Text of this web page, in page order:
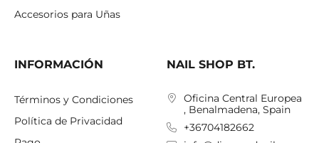
Accesorios para Uñas
INFORMACIÓN
Términos y Condiciones
Política de Privacidad
NAIL SHOP BT.
Oficina Central Europea
, Benalmadena, Spain
+36704182662